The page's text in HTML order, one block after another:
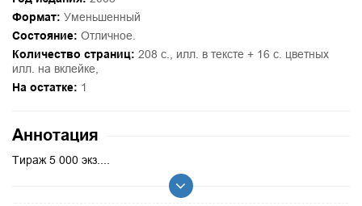
Формат: Уменьшенный
Состояние: Отличное.
Количество страниц: 208 с., илл. в тексте + 16 с. цветных
илл. на вклейке,
На остатке: 1
Аннотация
Тираж 5 000 экз....